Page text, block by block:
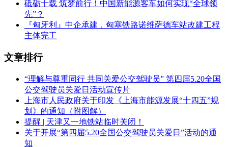
砥砺十载 筑梦前行！中国新能源客车如何实现“全球领
先”？
『匈牙利』中企承建，匈塞铁路诺维萨德车站改建工程
主体完工
文章排行
“理解与尊重同行 共同关爱公交驾驶员” 第四届5.20全国
公交驾驶员关爱日活动宣传片
上海市人民政府关于印发《上海市能源发展“十四五”规
划》的通知（附图解）
提醒 | 天津又一地铁站临时关闭！
关于开展“第四届5.20全国公交驾驶员关爱日”活动的通
知